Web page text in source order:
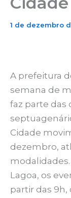
1 de dezembro
A prefeitura
semana de
faz parte das
Cidade
dezembro,
Lagoa, os
partir das 9h,